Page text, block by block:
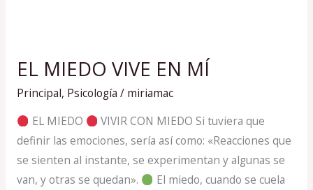
EL MIEDO VIVE EN MÍ
Principal, Psicología / miriamac
EL MIEDO
VIVIR CON MIEDO Si tuviera que
definir las emociones, sería así como: «Reacciones que
se sienten al instante, se experimentan y algunas se
van, y otras se quedan».
El miedo, cuando se cuela
EL
MIEDO
EN
MÍ